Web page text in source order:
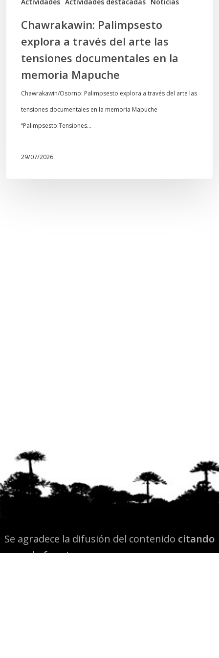
memoria
Mapuche
Chawrakawin: Palimpsesto
explora a través del arte las
tensiones documentales en la
memoria Mapuche
Chawrakawin/Osorno: Palimpsesto explora a través del arte las
tensiones documentales en la memoria Mapuche
“Palimpsesto:Tensiones…
29/07/2026
Se agradece la difusión del contenido citando
la fuente www.mapuexpress.org